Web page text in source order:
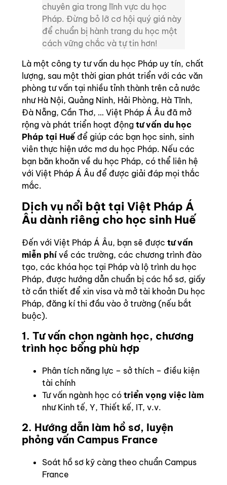
chuyên gia trong lĩnh vực du học
Pháp. Đừng bỏ lỡ cơ hội quý giá này
để chuẩn bị hành trang du học một
cách vững chắc và tự tin hơn!
Là một công ty tư vấn du học Pháp uy tín, chất
lượng, sau một thời gian phát triển với các văn
phòng tư vấn tại nhiều tỉnh thành trên cả nước
như Hà Nội, Quảng Ninh, Hải Phòng, Hà Tĩnh,
Đà Nẵng, Cần Thơ, … Việt Pháp Á Âu đã mở
rộng và phát triển hoạt động tư vấn du học
Pháp tại Huế để giúp các bạn học sinh, sinh
viên thực hiện ước mơ du học Pháp. Nếu các
bạn băn khoăn về du học Pháp, có thể liên hệ
với Việt Pháp Á Âu để được giải đáp mọi thắc
mắc.
Dịch vụ nổi bật tại Việt Pháp Á
Âu dành riêng cho học sinh Huế
Đến với Việt Pháp Á Âu, bạn sẽ được tư vấn
miễn phí về các trường, các chương trình đào
tạo, các khóa học tại Pháp và lộ trình du học
Pháp, được hướng dẫn chuẩn bị các hồ sơ, giấy
tờ cần thiết để xin visa và mở tài khoản Du học
Pháp, đăng kí thi đầu vào ở trường (nếu bắt
buộc).
1. Tư vấn chọn ngành học, chương
trình học bổng phù hợp
Phân tích năng lực – sở thích – điều kiện
tài chính
Tư vấn ngành học có triển vọng việc làm
như Kinh tế, Y, Thiết kế, IT, v.v.
2. Hướng dẫn làm hồ sơ, luyện
phỏng vấn Campus France
Soát hồ sơ kỹ càng theo chuẩn Campus
France